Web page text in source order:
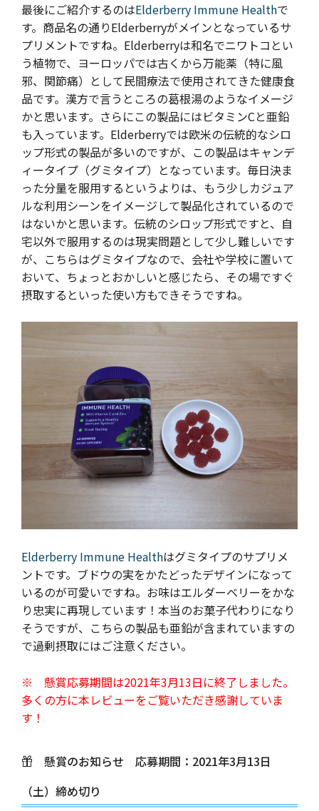
最後にご紹介するのはElderberry Immune Healthで
す。商品名の通りElderberryがメインとなっているサ
プリメントですね。Elderberryは和名でニワトコとい
う植物で、ヨーロッパでは古くから万能薬（特に風
邪、関節痛）として民間療法で使用されてきた健康食
品です。漢方で言うところの葛根湯のようなイメージ
かと思います。さらにこの製品にはビタミンCと亜鉛
も入っています。Elderberryでは欧米の伝統的なシロ
ップ形式の製品が多いのですが、この製品はキャンデ
ィータイプ（グミタイプ）となっています。毎日決ま
った分量を服用するというよりは、もう少しカジュア
ルな利用シーンをイメージして製品化されているので
はないかと思います。伝統のシロップ形式ですと、自
宅以外で服用するのは現実問題として少し難しいです
が、こちらはグミタイプなので、会社や学校に置いて
おいて、ちょっとおかしいと感じたら、その場ですぐ
摂取するといった使い方もできそうですね。
Elderberry Immune Healthはグミタイプのサプリメ
ントです。ブドウの実をかたどったデザインになって
いるのが可愛いですね。お味はエルダーベリーをかな
り忠実に再現しています！本当のお菓子代わりになり
そうですが、こちらの製品も亜鉛が含まれていますの
で過剰摂取にはご注意ください。
※ 懸賞応募期間は2021年3月13日に終了しました。
多くの方に本レビューをご覧いただき感謝していま
す！
懸賞のお知らせ 応募期間：2021年3月13日
（土）締め切り